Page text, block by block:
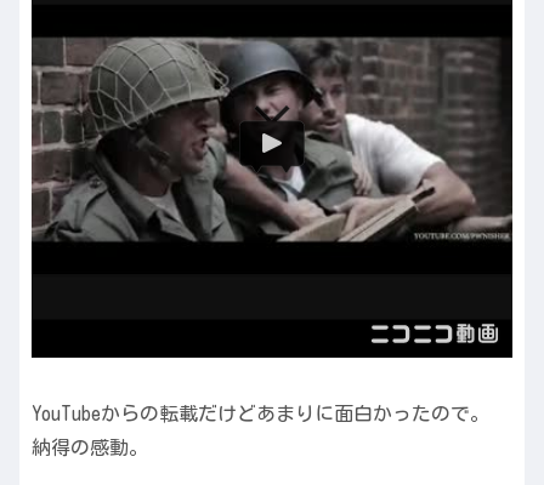
YouTubeからの転載だけどあまりに面白かったので。
納得の感動。